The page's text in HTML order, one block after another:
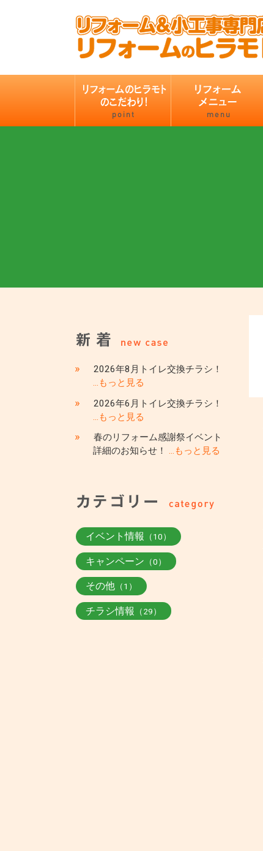
»
2026年8月トイレ交換チラシ！
…もっと見る
»
2026年6月トイレ交換チラシ！
…もっと見る
»
春のリフォーム感謝祭イベント
詳細のお知らせ！…もっと見る
イベント情報 （10）
キャンペーン （0）
その他（1）
チラシ情報 （29）